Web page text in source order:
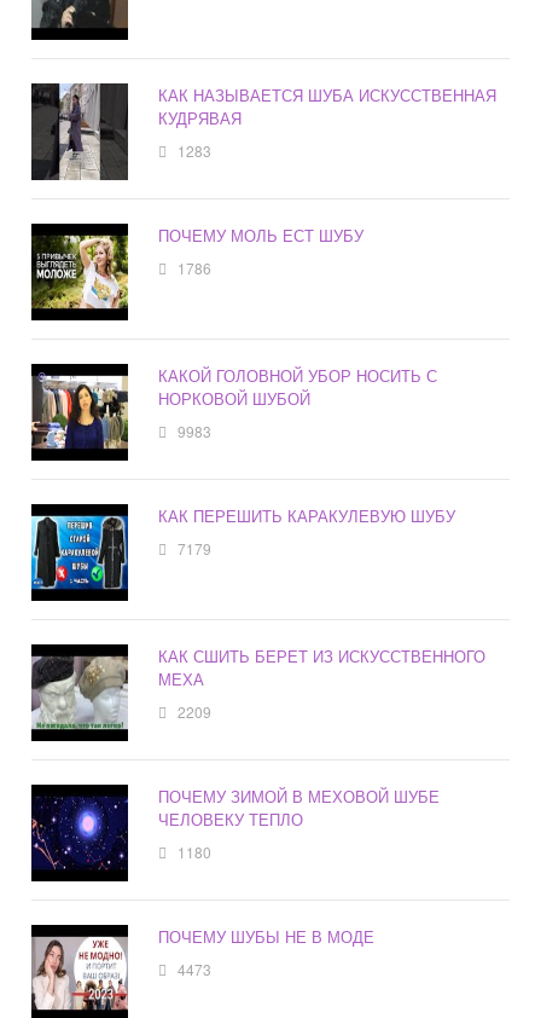
КАК НАЗЫВАЕТСЯ ШУБА ИСКУССТВЕННАЯ
КУДРЯВАЯ
1283
ПОЧЕМУ МОЛЬ ЕСТ ШУБУ
1786
КАКОЙ ГОЛОВНОЙ УБОР НОСИТЬ С
НОРКОВОЙ ШУБОЙ
9983
КАК ПЕРЕШИТЬ КАРАКУЛЕВУЮ ШУБУ
7179
КАК СШИТЬ БЕРЕТ ИЗ ИСКУССТВЕННОГО
МЕХА
2209
ПОЧЕМУ ЗИМОЙ В МЕХОВОЙ ШУБЕ
ЧЕЛОВЕКУ ТЕПЛО
1180
ПОЧЕМУ ШУБЫ НЕ В МОДЕ
4473